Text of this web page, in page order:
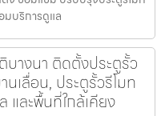
มบริการดูแล
างนา ติดตั้งประตูรั้ว
เลื่อน, ประตูรั้วรีโมท
ละพื้นที่ใกล้เคียง